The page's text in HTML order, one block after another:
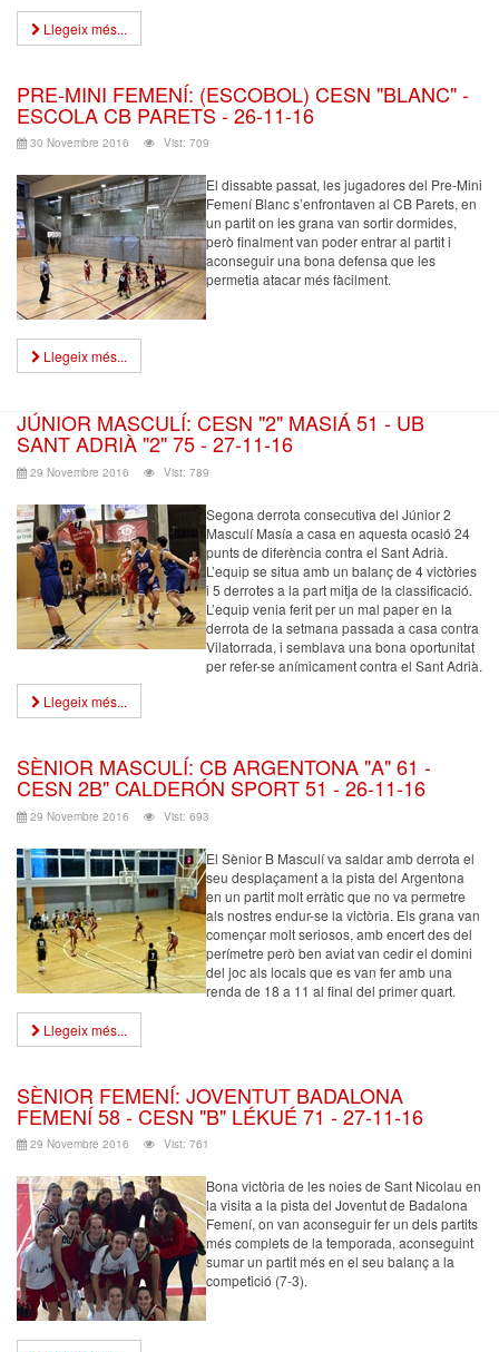
Llegeix més...
PRE-MINI FEMENÍ: (ESCOBOL) CESN "BLANC" -
ESCOLA CB PARETS - 26-11-16
30 Novembre 2016 Vist: 709
El dissabte passat, les jugadores del Pre-Mini
Femení Blanc s’enfrontaven al CB Parets, en
un partit on les grana van sortir dormides,
però finalment van poder entrar al partit i
aconseguir una bona defensa que les
permetia atacar més fàcilment.
Llegeix més...
JÚNIOR MASCULÍ: CESN "2" MASIÁ 51 - UB
SANT ADRIÀ "2" 75 - 27-11-16
29 Novembre 2016 Vist: 789
Segona derrota consecutiva del Júnior 2
Masculí Masía a casa en aquesta ocasió 24
punts de diferència contra el Sant Adrià.
L’equip se situa amb un balanç de 4 victòries
i 5 derrotes a la part mitja de la classificació.
L’equip venia ferit per un mal paper en la
derrota de la setmana passada a casa contra
Vilatorrada, i semblava una bona oportunitat
per refer-se anímicament contra el Sant Adrià.
Llegeix més...
SÈNIOR MASCULÍ: CB ARGENTONA "A" 61 -
CESN 2B" CALDERÓN SPORT 51 - 26-11-16
29 Novembre 2016 Vist: 693
El Sènior B Masculí va saldar amb derrota el
seu desplaçament a la pista del Argentona
en un partit molt erràtic que no va permetre
als nostres endur-se la victòria. Els grana van
començar molt seriosos, amb encert des del
perímetre però ben aviat van cedir el domini
del joc als locals que es van fer amb una
renda de 18 a 11 al final del primer quart.
Llegeix més...
SÈNIOR FEMENÍ: JOVENTUT BADALONA
FEMENÍ 58 - CESN "B" LÉKUÉ 71 - 27-11-16
29 Novembre 2016 Vist: 761
Bona victòria de les noies de Sant Nicolau en
la visita a la pista del Joventut de Badalona
Femení, on van aconseguir fer un dels partits
més complets de la temporada, aconseguint
sumar un partit més en el seu balanç a la
competició (7-3).